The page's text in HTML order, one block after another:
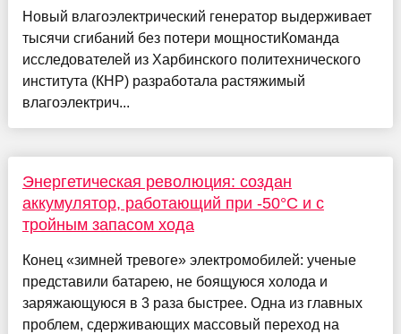
Новый влагоэлектрический генератор выдерживает
тысячи сгибаний без потери мощностиКоманда
исследователей из Харбинского политехнического
института (КНР) разработала растяжимый
влагоэлектрич...
Энергетическая революция: создан
аккумулятор, работающий при -50°C и с
тройным запасом хода
Конец «зимней тревоге» электромобилей: ученые
представили батарею, не боящуюся холода и
заряжающуюся в 3 раза быстрее. Одна из главных
проблем, сдерживающих массовый переход на